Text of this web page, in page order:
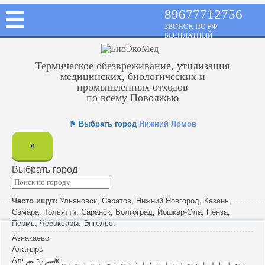
⚑ Выбрать город Нижний Ломов
×
Выбрать город
Часто ищут: Ульяновск,Саратов,Нижний Новгород,Казань,
Самара, Тольятти, Саранск, Волгоград, Йошкар-Ола, Пенза,
Пермь,Чебоксары,Энгельс.
Азнакаево
Алатырь
Альметьевск
Термическое обезвреживание, утилизация
медицинских, биологических и
промышленных отходов
по всему Поволжью
89677712756
ЗВОНОК ПО РФ
БЕСПЛАТНЫЙ